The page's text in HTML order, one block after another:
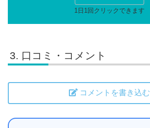
口コミ・コメント
コメントを書き込む